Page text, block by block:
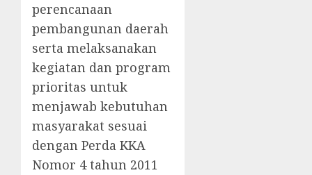
perencanaan
pembangunan daerah
serta melaksanakan
kegiatan dan program
prioritas untuk
menjawab kebutuhan
masyarakat sesuai
dengan Perda KKA
Nomor 4 tahun 2011